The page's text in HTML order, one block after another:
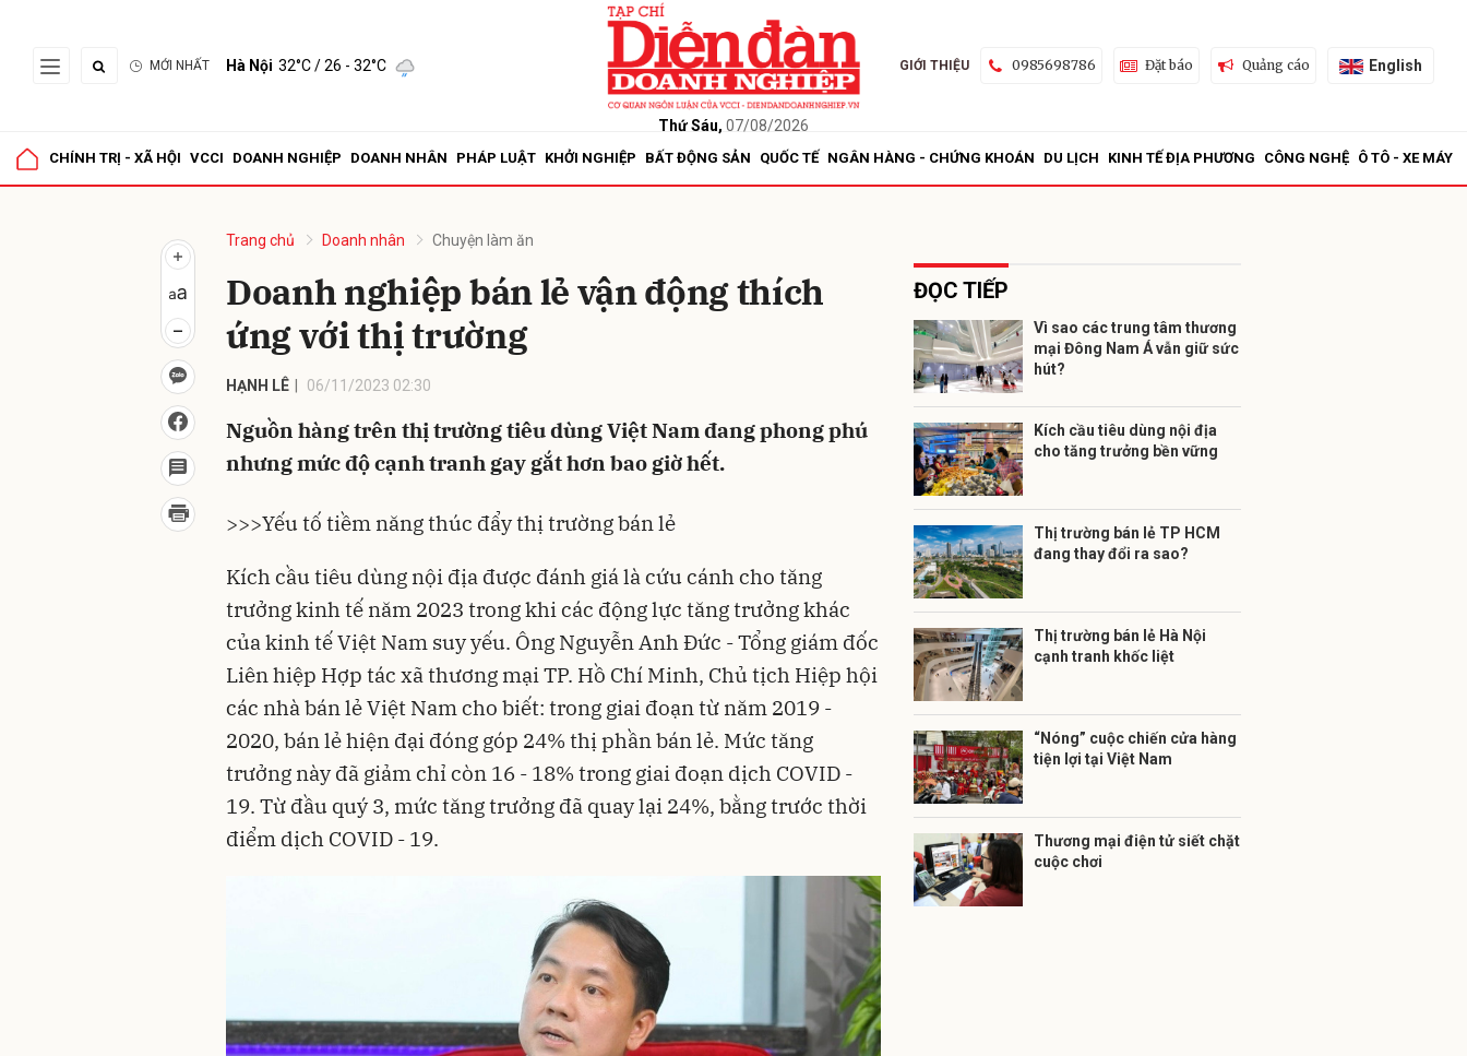
MỚI NHẤT Hà Nội 32°C/ 26 - 32°C
Thứ Sáu, 07/08/2026
GIỚI THIỆU 0985698786 Đặt báo Quảng cáo English
CHÍNH TRỊ - XÃ HỘI VCCI DOANH NGHIỆP DOANH NHÂN PHÁP LUẬT KHỞI NGHIỆP BẤT ĐỘNG SẢN QUỐC TẾ NGÂN HÀNG - CHỨNG KHOÁN DU LỊCH KINH TẾ ĐỊA PHƯƠNG CÔNG NGHỆ Ô TÔ - XE MÁY
Trang chủ Doanh nhân Chuyện làm ăn
Doanh nghiệp bán lẻ vận động thích
ứng với thị trường
HẠNH LÊ 06/11/2023 02:30
Nguồn hàng trên thị trường tiêu dùng Việt Nam đang phong phú
nhưng mức độ cạnh tranh gay gắt hơn bao giờ hết.
>>>Yếu tố tiềm năng thúc đẩy thị trường bán lẻ
Kích cầu tiêu dùng nội địa được đánh giá là cứu cánh cho tăng
trưởng kinh tế năm 2023 trong khi các động lực tăng trưởng khác
của kinh tế Việt Nam suy yếu. Ông Nguyễn Anh Đức - Tổng giám đốc
Liên hiệp Hợp tác xã thương mại TP. Hồ Chí Minh, Chủ tịch Hiệp hội
các nhà bán lẻ Việt Nam cho biết: trong giai đoạn từ năm 2019 -
2020, bán lẻ hiện đại đóng góp 24% thị phần bán lẻ. Mức tăng
trưởng này đã giảm chỉ còn 16 - 18% trong giai đoạn dịch COVID -
19. Từ đầu quý 3, mức tăng trưởng đã quay lại 24%, bằng trước thời
điểm dịch COVID - 19.
ĐỌC TIẾP
Vì sao các trung tâm thương
mại Đông Nam Á vẫn giữ sức
hút?
Kích cầu tiêu dùng nội địa
cho tăng trưởng bền vững
Thị trường bán lẻ TP HCM
đang thay đổi ra sao?
Thị trường bán lẻ Hà Nội
cạnh tranh khốc liệt
“Nóng” cuộc chiến cửa hàng
tiện lợi tại Việt Nam
Thương mại điện tử siết chặt
cuộc chơi
Gửi